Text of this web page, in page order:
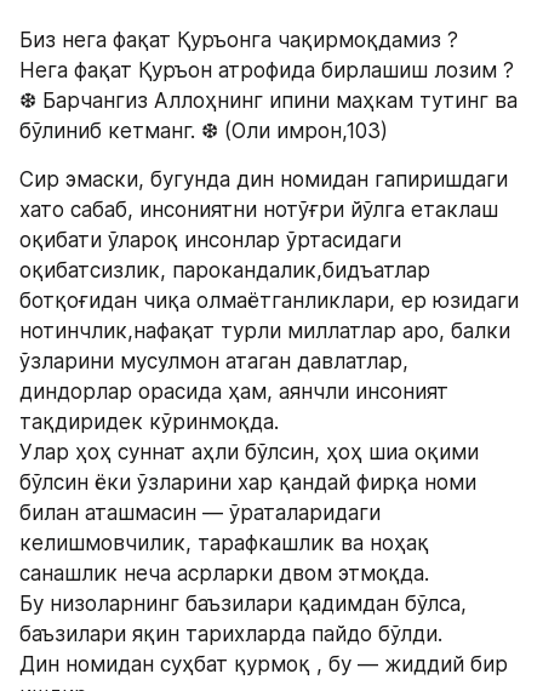
Биз нега фақат Қуръонга чақирмоқдамиз ?
Нега фақат Қуръон атрофида бирлашиш лозим ?
❆ Барчангиз Аллоҳнинг ипини маҳкам тутинг ва
бўлиниб кетманг. ❆ (Оли имрон,103)
Сир эмаски, бугунда дин номидан гапиришдаги
хато сабаб, инсониятни нотўғри йўлга етаклаш
оқибати ўлароқ инсонлар ўртасидаги
оқибатсизлик, парокандалик,бидъатлар
ботқоғидан чиқа олмаётганликлари, ер юзидаги
нотинчлик,нафақат турли миллатлар аро, балки
ўзларини мусулмон атаган давлатлар,
диндорлар орасида ҳам, аянчли инсоният
тақдиридек кўринмоқда.
Улар ҳоҳ суннат аҳли бўлсин, ҳоҳ шиа оқими
бўлсин ёки ўзларини хар қандай фирқа номи
билан аташмасин — ўраталаридаги
келишмовчилик, тарафкашлик ва ноҳақ
санашлик неча асрларки двом этмоқда.
Бу низоларнинг баъзилари қадимдан бўлса,
баъзилари яқин тарихларда пайдо бўлди.
Дин номидан суҳбат қурмоқ , бу — жиддий бир